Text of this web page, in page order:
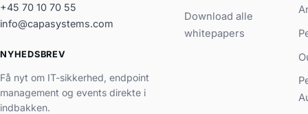
+45 70 10 70 55
info@capasystems.com
NYHEDSBREV
Få nyt om IT-sikkerhed, endpoint
management og events direkte i
indbakken.
Download alle
whitepapers